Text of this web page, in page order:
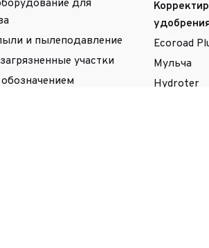
для
и пылеподавление
участки
Ecoroad
Мульча
Hydroter